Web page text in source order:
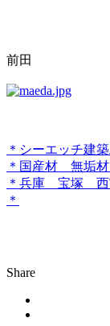
前田
＊シーエッチ建
＊国産材 無垢
＊兵庫 宝塚
＊
Share